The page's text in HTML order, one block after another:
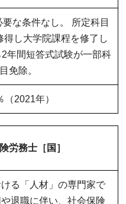
な条件なし。 所定科目
得し大学院課程を修了し
年間短答式試験が一部科
目免除。
（2021年）
労務士［国］
る「人材」の専門家で
退職に伴い、社会保険